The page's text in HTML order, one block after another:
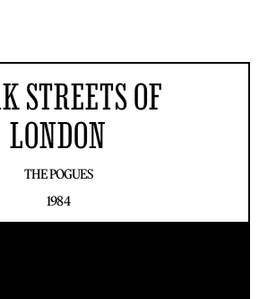
STREETS OF
LONDON
THE POGUES
1984